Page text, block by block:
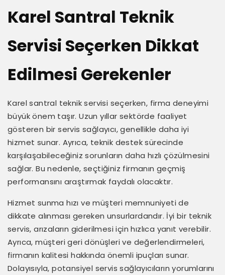
Karel Santral Teknik
Servisi Seçerken Dikkat
Edilmesi Gerekenler
Karel santral teknik servisi seçerken, firma deneyimi
büyük önem taşır. Uzun yıllar sektörde faaliyet
gösteren bir servis sağlayıcı, genellikle daha iyi
hizmet sunar. Ayrıca, teknik destek sürecinde
karşılaşabileceğiniz sorunların daha hızlı çözülmesini
sağlar. Bu nedenle, seçtiğiniz firmanın geçmiş
performansını araştırmak faydalı olacaktır.
Hizmet sunma hızı ve müşteri memnuniyeti de
dikkate alınması gereken unsurlardandır. İyi bir teknik
servis, arızaların giderilmesi için hızlıca yanıt verebilir.
Ayrıca, müşteri geri dönüşleri ve değerlendirmeleri,
firmanın kalitesi hakkında önemli ipuçları sunar.
Dolayısıyla, potansiyel servis sağlayıcıların yorumlarını